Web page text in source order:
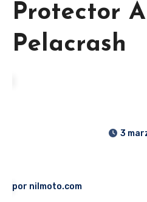
Protector
Pelacrash
por nilmoto.com
3